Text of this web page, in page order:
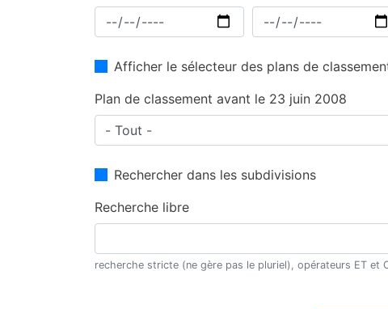
Afficher le sélecteur des plans de
Plan de classement avant le 23 juin 2008
Rechercher dans les subdivisions
Recherche libre
recherche stricte (ne gère pas le pluriel), opérateurs ET et